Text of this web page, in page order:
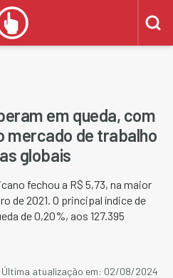
em queda, com
mercado de trabalho
globais
fechou a R$ 5,73, na maior
de 2021. O principal índice de
de 0,20%, aos 127.395
atualização em: 02/08/2024